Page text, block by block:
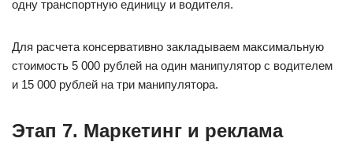
одну транспортную единицу и водителя.
Для расчета консервативно закладываем максимальную
стоимость 5 000 рублей на один манипулятор с водителем
и 15 000 рублей на три манипулятора.
Этап 7. Маркетинг и реклама